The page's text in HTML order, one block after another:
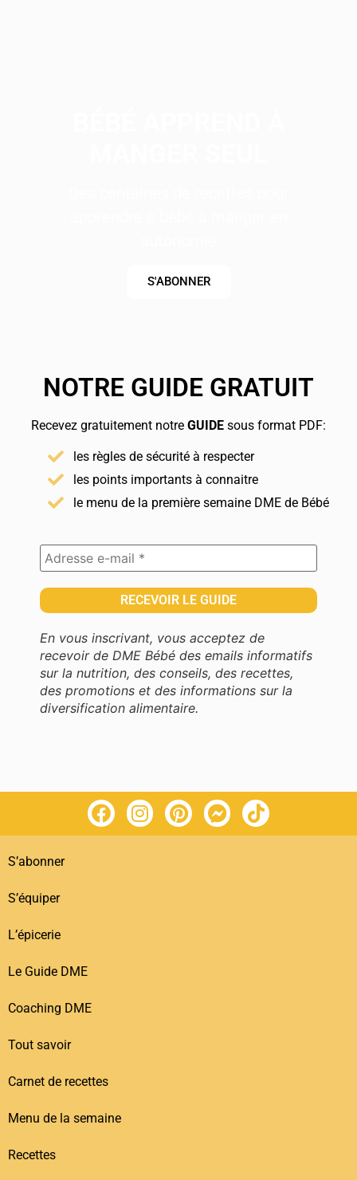
S'ABONNER
NOTRE GUIDE GRATUIT
Recevez gratuitement notre GUIDE sous format PDF:
les règles de sécurité à respecter
les points importants à connaitre
le menu de la première semaine DME de Bébé
En vous inscrivant, vous acceptez de
recevoir de DME Bébé des emails informatifs
sur la nutrition, des conseils, des recettes,
des promotions et des informations sur la
diversification alimentaire.
S’abonner
S’équiper
L’épicerie
Le Guide DME
Coaching DME
Tout savoir
Carnet de recettes
Menu de la semaine
Recettes